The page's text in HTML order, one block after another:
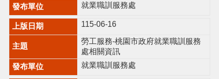
就業職訓服務處
115-06-16
勞工服務-桃園市政府就業職訓服務
處相關資訊
就業職訓服務處